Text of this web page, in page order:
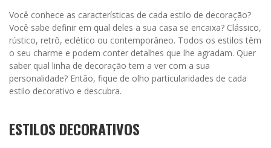
Você conhece as características de cada estilo de decoração?
Você sabe definir em qual deles a sua casa se encaixa? Clássico,
rústico, retrô, eclético ou contemporâneo. Todos os estilos têm
o seu charme e podem conter detalhes que lhe agradam. Quer
saber qual linha de decoração tem a ver com a sua
personalidade? Então, fique de olho particularidades de cada
estilo decorativo e descubra.
ESTILOS DECORATIVOS